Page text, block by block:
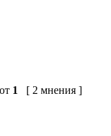
от 1
[ 2 мнения ]